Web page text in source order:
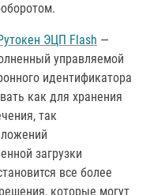
ЭЦП Flash —
управляемой
идентификатора
как для хранения
так
загрузки
все более
которые могут